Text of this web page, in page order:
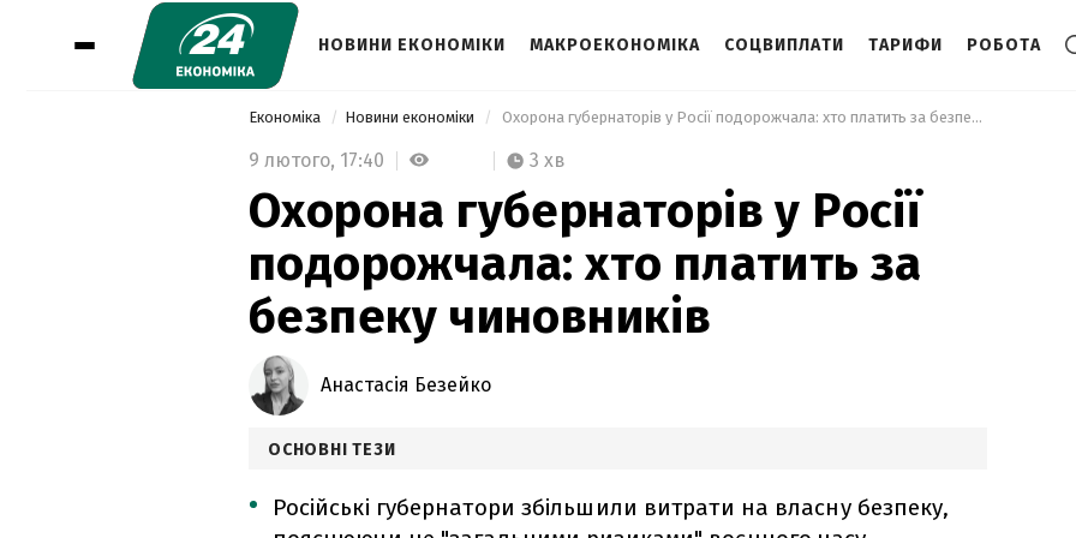
НОВИНИ ЕКОНОМІКИ МАКРОЕКОНОМІКА СОЦВИПЛАТИ ТАРИФИ РОБОТА
Економіка Новини економіки Охорона губернаторів у Росії подорожчала: хто платить за безпеку чиновників
9 лютого, 17:40 3 хв
Охорона губернаторів у Росії
подорожчала: хто платить за
безпеку чиновників
Анастасія Безейко
ОСНОВНІ ТЕЗИ
Російські губернатори збільшили витрати на власну безпеку,